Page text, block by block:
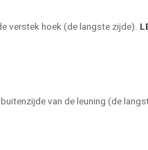
verstek hoek (de langste zijde).
van de leuning (de